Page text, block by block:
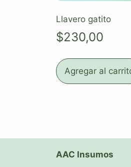
Llavero gatito
$230,00
Agregar al
AAC Insumos